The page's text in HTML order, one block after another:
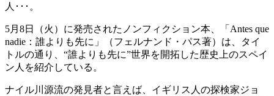
人･･･。
5月8日（火）に発売されたノンフィクション本、「Antes que
nadie：誰よりも先に」（フェルナンド・パス著）は、タイ
トルの通り、“誰よりも先に”世界を開拓した歴史上のスペイ
ン人を紹介している。
ナイル川源流の発見者と言えば、イギリス人の探検家ジョ